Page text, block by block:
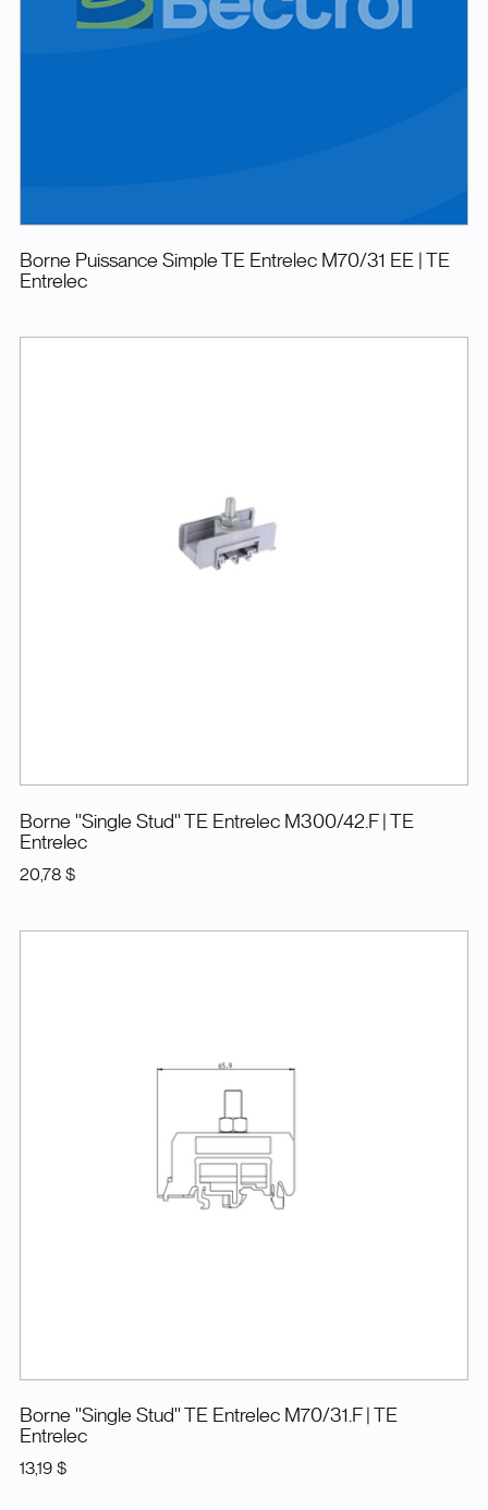
Borne Puissance Simple TE Entrelec M70/31 EE
| TE
Entrelec
Borne ''Single Stud'' TE Entrelec M300/42.F
| TE
Entrelec
20,78 $
Borne ''Single Stud'' TE Entrelec M70/31.F
| TE
Entrelec
13,19 $